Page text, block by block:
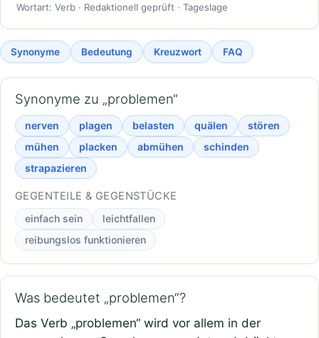
Wortart: Verb · Redaktionell geprüft · Tageslage
Synonyme Bedeutung Kreuzwort FAQ
Synonyme zu „problemen“
nerven plagen belasten quälen
stören
mühen
placken abmühen
schinden
strapazieren
GEGENTEILE & GEGENSTÜCKE
einfach sein
leichtfallen
reibungslos funktionieren
Was bedeutet „problemen“?
Das Verb „problemen“ wird vor allem in der